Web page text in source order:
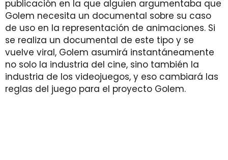
publicación en la que alguien argumentaba que
Golem necesita un documental sobre su caso
de uso en la representación de animaciones. Si
se realiza un documental de este tipo y se
vuelve viral, Golem asumirá instantáneamente
no solo la industria del cine, sino también la
industria de los videojuegos, y eso cambiará las
reglas del juego para el proyecto Golem.